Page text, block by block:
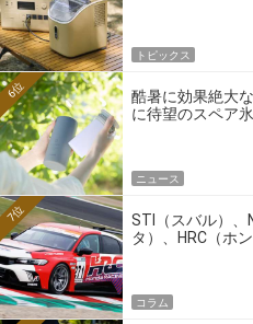
トピックス
酷暑に効果絶大
に待望のスペア
6位
ニュース
STI（スバル）、
タ）、HRC（ホ
7位
コラム